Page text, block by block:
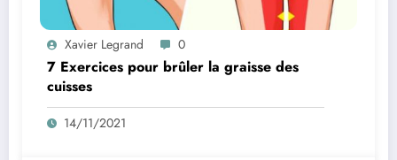
Xavier Legrand 0
7 Exercices pour brûler la graisse des
cuisses
14/11/2021